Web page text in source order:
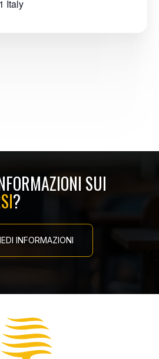
Italy
SUI
?
INFORMAZIONI